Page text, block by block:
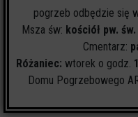
pogrzeb odbędzie się
Msza św: kościół pw.
Cmentarz:
Różaniec: wtorek o godz.
Domu Pogrzebowego